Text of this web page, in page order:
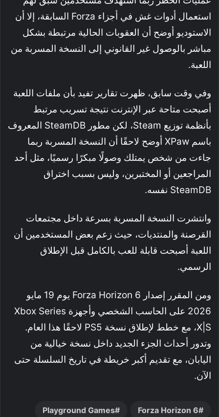
استعمال أدوات غش في أجزاء Forza السابقة، إلا أن
الاستوديو أوضح أن العقوبات الحالية مرتبطة بشكل
مباشر بالوصول غير القانوني إلى النسخة المسربة من
اللعبة.
وفي وقت سابق، ظهرت تقارير تفيد بأن ملفات اللعبة
أصبحت متاحة عبر الإنترنت نتيجة تسريب مرتبط
بأنظمة توزيع Steam، لكن مطور SteamDB المعروف
باسم XPaw أوضح لاحقًا أن النسخة المسربة ربما
جاءت من شخص يمتلك وصولًا مبكرًا رسميًا، مثل أحد
المراجعين أو المختبرين، وليس بسبب اختراق
SteamDB نفسه.
وانتشرت النسخة المسربة بسرعة داخل مجتمعات
القرصنة والمنتديات، حيث زعم بعض المستخدمين أن
اللعبة أصبحت قابلة للعب بالكامل قبل الإطلاق
الرسمي.
ومن المقرر إصدار Forza Horizon 6 يوم 19 مايو
2026 على الحاسب الشخصي وأجهزة Xbox Series
X|S، مع خطط لإطلاق نسخة PS5 لاحقًا هذا العام.
وتدور أحداث الجزء الجديد داخل نسخة خيالية من
اليابان، مع تقديم أكبر خريطة في تاريخ السلسلة حتى
الآن.
Forza Horizon 6
Playground Games